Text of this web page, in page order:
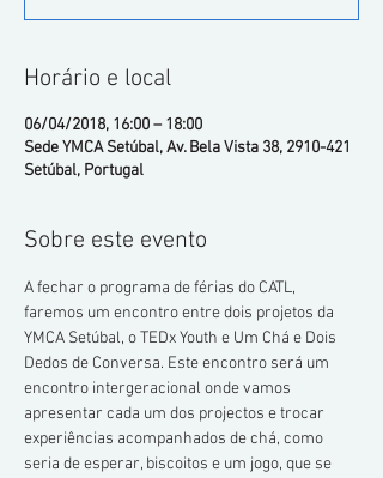
Horário e local
06/04/2018, 16:00 – 18:00
Sede YMCA Setúbal, Av. Bela Vista 38, 2910-421
Setúbal, Portugal
Sobre este evento
A fechar o programa de férias do CATL,
faremos um encontro entre dois projetos da
YMCA Setúbal, o TEDx Youth e Um Chá e Dois
Dedos de Conversa. Este encontro será um
encontro intergeracional onde vamos
apresentar cada um dos projectos e trocar
experiências acompanhados de chá, como
seria de esperar, biscoitos e um jogo, que se